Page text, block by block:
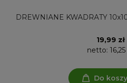
DREWNIANE KWADRATY
19,99 zł
netto: 16,25
Do